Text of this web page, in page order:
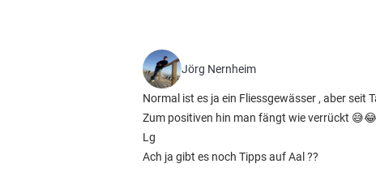
Jörg Nernheim
Normal ist es ja ein Fliessgewässer , aber seit
Zum positiven hin man fängt wie verrückt 😅😂
Lg
Ach ja gibt es noch Tipps auf Aal ??